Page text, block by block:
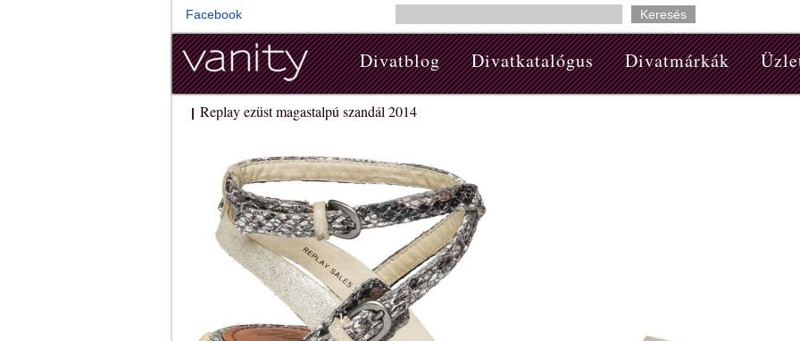
Facebook
Divatblog Divatkatalógus Divatmárkák
| Replay ezüst magastalpú szandál 2014